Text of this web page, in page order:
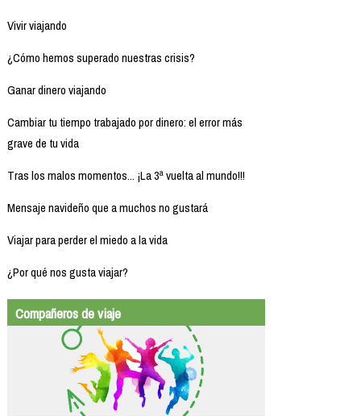
Vivir viajando
¿Cómo hemos superado nuestras crisis?
Ganar dinero viajando
Cambiar tu tiempo trabajado por dinero: el error más
grave de tu vida
Tras los malos momentos... ¡La 3ª vuelta al mundo!!!
Mensaje navideño que a muchos no gustará
Viajar para perder el miedo a la vida
¿Por qué nos gusta viajar?
Compañeros de viaje